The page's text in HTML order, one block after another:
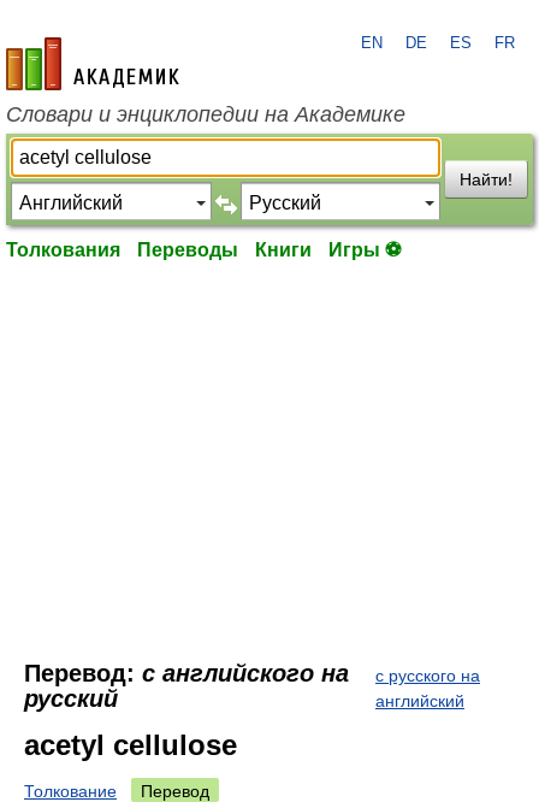
academic.ru
EN DE ES FR
Словари и энциклопедии на Академике
Найти!
Толкования Переводы Книги Игры ⚽
Перевод: с английского на
русский
с русского на
английский
acetyl cellulose
Толкование Перевод